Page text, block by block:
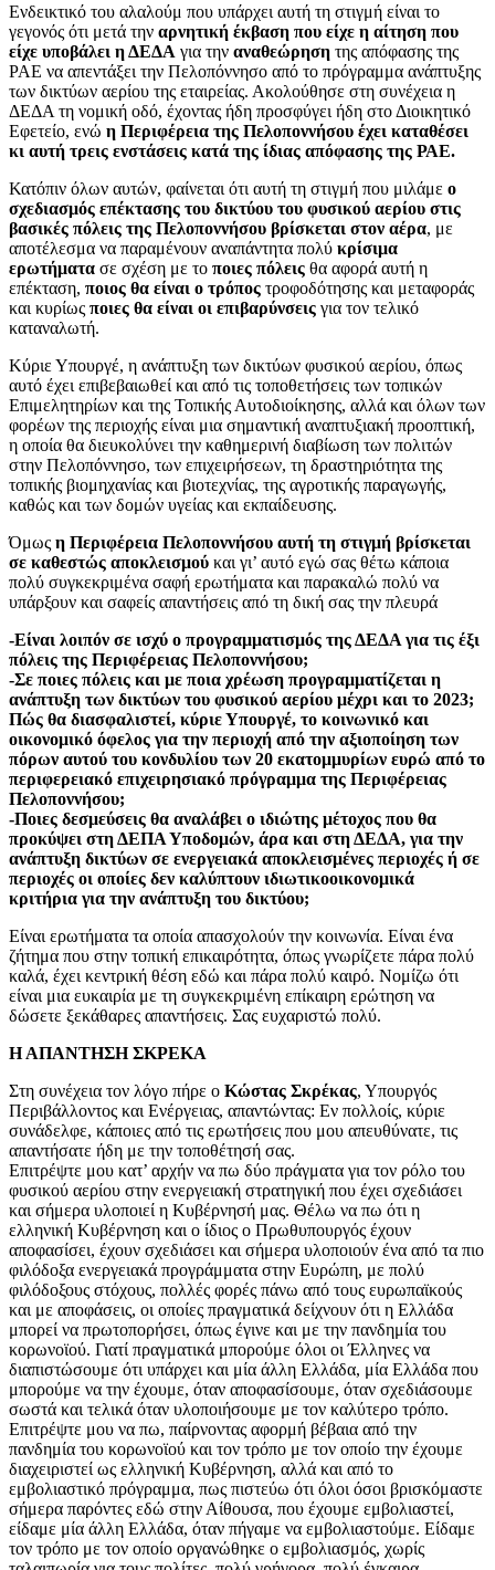
Ενδεικτικό του αλαλούμ που υπάρχει αυτή τη στιγμή είναι το
γεγονός ότι μετά την αρνητική έκβαση που είχε η αίτηση που
είχε υποβάλει η ΔΕΔΑ για την αναθεώρηση της απόφασης της
ΡΑΕ να απεντάξει την Πελοπόννησο από το πρόγραμμα ανάπτυξης
των δικτύων αερίου της εταιρείας. Ακολούθησε στη συνέχεια η
ΔΕΔΑ τη νομική οδό, έχοντας ήδη προσφύγει ήδη στο Διοικητικό
Εφετείο, ενώ η Περιφέρεια της Πελοποννήσου έχει καταθέσει
κι αυτή τρεις ενστάσεις κατά της ίδιας απόφασης της ΡΑΕ.
Κατόπιν όλων αυτών, φαίνεται ότι αυτή τη στιγμή που μιλάμε ο
σχεδιασμός επέκτασης του δικτύου του φυσικού αερίου στις
βασικές πόλεις της Πελοποννήσου βρίσκεται στον αέρα, με
αποτέλεσμα να παραμένουν αναπάντητα πολύ κρίσιμα
ερωτήματα σε σχέση με το ποιες πόλεις θα αφορά αυτή η
επέκταση, ποιος θα είναι ο τρόπος τροφοδότησης και μεταφοράς
και κυρίως ποιες θα είναι οι επιβαρύνσεις για τον τελικό
καταναλωτή.
Κύριε Υπουργέ, η ανάπτυξη των δικτύων φυσικού αερίου, όπως
αυτό έχει επιβεβαιωθεί και από τις τοποθετήσεις των τοπικών
Επιμελητηρίων και της Τοπικής Αυτοδιοίκησης, αλλά και όλων των
φορέων της περιοχής είναι μια σημαντική αναπτυξιακή προοπτική,
η οποία θα διευκολύνει την καθημερινή διαβίωση των πολιτών
στην Πελοπόννησο, των επιχειρήσεων, τη δραστηριότητα της
τοπικής βιομηχανίας και βιοτεχνίας, της αγροτικής παραγωγής,
καθώς και των δομών υγείας και εκπαίδευσης.
Όμως η Περιφέρεια Πελοποννήσου αυτή τη στιγμή βρίσκεται
σε καθεστώς αποκλεισμού και γι’ αυτό εγώ σας θέτω κάποια
πολύ συγκεκριμένα σαφή ερωτήματα και παρακαλώ πολύ να
υπάρξουν και σαφείς απαντήσεις από τη δική σας την πλευρά
-Είναι λοιπόν σε ισχύ ο προγραμματισμός της ΔΕΔΑ για τις έξι
πόλεις της Περιφέρειας Πελοποννήσου;
-Σε ποιες πόλεις και με ποια χρέωση προγραμματίζεται η
ανάπτυξη των δικτύων του φυσικού αερίου μέχρι και το 2023;
Πώς θα διασφαλιστεί, κύριε Υπουργέ, το κοινωνικό και
οικονομικό όφελος για την περιοχή από την αξιοποίηση των
πόρων αυτού του κονδυλίου των 20 εκατομμυρίων ευρώ από το
περιφερειακό επιχειρησιακό πρόγραμμα της Περιφέρειας
Πελοποννήσου;
-Ποιες δεσμεύσεις θα αναλάβει ο ιδιώτης μέτοχος που θα
προκύψει στη ΔΕΠΑ Υποδομών, άρα και στη ΔΕΔΑ, για την
ανάπτυξη δικτύων σε ενεργειακά αποκλεισμένες περιοχές ή σε
περιοχές οι οποίες δεν καλύπτουν ιδιωτικοοικονομικά
κριτήρια για την ανάπτυξη του δικτύου;
Είναι ερωτήματα τα οποία απασχολούν την κοινωνία. Είναι ένα
ζήτημα που στην τοπική επικαιρότητα, όπως γνωρίζετε πάρα πολύ
καλά, έχει κεντρική θέση εδώ και πάρα πολύ καιρό. Νομίζω ότι
είναι μια ευκαιρία με τη συγκεκριμένη επίκαιρη ερώτηση να
δώσετε ξεκάθαρες απαντήσεις. Σας ευχαριστώ πολύ.
Η ΑΠΑΝΤΗΣΗ ΣΚΡΕΚΑ
Στη συνέχεια τον λόγο πήρε ο Κώστας Σκρέκας, Υπουργός
Περιβάλλοντος και Ενέργειας, απαντώντας: Εν πολλοίς, κύριε
συνάδελφε, κάποιες από τις ερωτήσεις που μου απευθύνατε, τις
απαντήσατε ήδη με την τοποθέτησή σας.
Επιτρέψτε μου κατ’ αρχήν να πω δύο πράγματα για τον ρόλο του
φυσικού αερίου στην ενεργειακή στρατηγική που έχει σχεδιάσει
και σήμερα υλοποιεί η Κυβέρνησή μας. Θέλω να πω ότι η
ελληνική Κυβέρνηση και ο ίδιος ο Πρωθυπουργός έχουν
αποφασίσει, έχουν σχεδιάσει και σήμερα υλοποιούν ένα από τα πιο
φιλόδοξα ενεργειακά προγράμματα στην Ευρώπη, με πολύ
φιλόδοξους στόχους, πολλές φορές πάνω από τους ευρωπαϊκούς
και με αποφάσεις, οι οποίες πραγματικά δείχνουν ότι η Ελλάδα
μπορεί να πρωτοπορήσει, όπως έγινε και με την πανδημία του
κορωνοϊού. Γιατί πραγματικά μπορούμε όλοι οι Έλληνες να
διαπιστώσουμε ότι υπάρχει και μία άλλη Ελλάδα, μία Ελλάδα που
μπορούμε να την έχουμε, όταν αποφασίσουμε, όταν σχεδιάσουμε
σωστά και τελικά όταν υλοποιήσουμε με τον καλύτερο τρόπο.
Επιτρέψτε μου να πω, παίρνοντας αφορμή βέβαια από την
πανδημία του κορωνοϊού και τον τρόπο με τον οποίο την έχουμε
διαχειριστεί ως ελληνική Κυβέρνηση, αλλά και από το
εμβολιαστικό πρόγραμμα, πως πιστεύω ότι όλοι όσοι βρισκόμαστε
σήμερα παρόντες εδώ στην Αίθουσα, που έχουμε εμβολιαστεί,
είδαμε μία άλλη Ελλάδα, όταν πήγαμε να εμβολιαστούμε. Είδαμε
τον τρόπο με τον οποίο οργανώθηκε ο εμβολιασμός, χωρίς